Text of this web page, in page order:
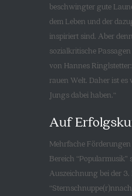
beschwingter gute
dem Leben und der
inspiriert sind. Aber
sozialkritische
von Hannes
rauen Welt. Daher ist
Jungs dabei haben.“
Auf
Mehrfache
Bereich “Popularmusik”
Auszeichnung bei der